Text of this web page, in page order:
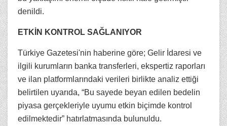
denildi.
ETKİN KONTROL SAĞLANIYOR
Türkiye Gazetesi'nin haberine göre; Gelir İdaresi ve
ilgili kurumların banka transferleri, ekspertiz raporları
ve ilan platformlarındaki verileri birlikte analiz ettiği
belirtilen uyarıda, “Bu sayede beyan edilen bedelin
piyasa gerçekleriyle uyumu etkin biçimde kontrol
edilmektedir” hatırlatmasında bulunuldu.